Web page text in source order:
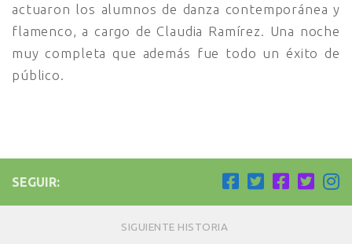
actuaron los alumnos de danza contemporánea y
flamenco, a cargo de Claudia Ramírez. Una noche
muy completa que además fue todo un éxito de
público.
SEGUIR:
SIGUIENTE HISTORIA